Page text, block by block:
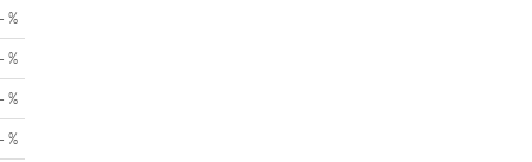
- %
- %
- %
- %